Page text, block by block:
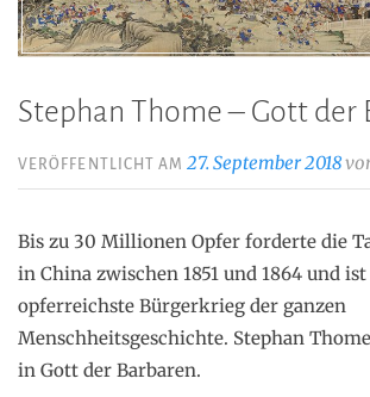
Stephan Thome – Gott der
VERÖFFENTLICHT AM27. September 2018
Bis zu 30 Millionen Opfer forderte die
in China zwischen 1851 und 1864 und
opferreichste Bürgerkrieg der ganzen
Menschheitsgeschichte. Stephan
in Gott der Barbaren.